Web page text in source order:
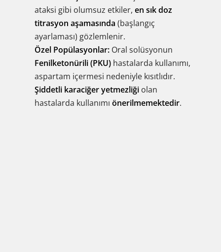
ataksi gibi olumsuz etkiler, en sık doz
titrasyon aşamasında (başlangıç
ayarlaması) gözlemlenir.
Özel Popülasyonlar: Oral solüsyonun
Fenilketonürili (PKU) hastalarda kullanımı,
aspartam içermesi nedeniyle kısıtlıdır.
Şiddetli karaciğer yetmezliği olan
hastalarda kullanımı önerilmemektedir.